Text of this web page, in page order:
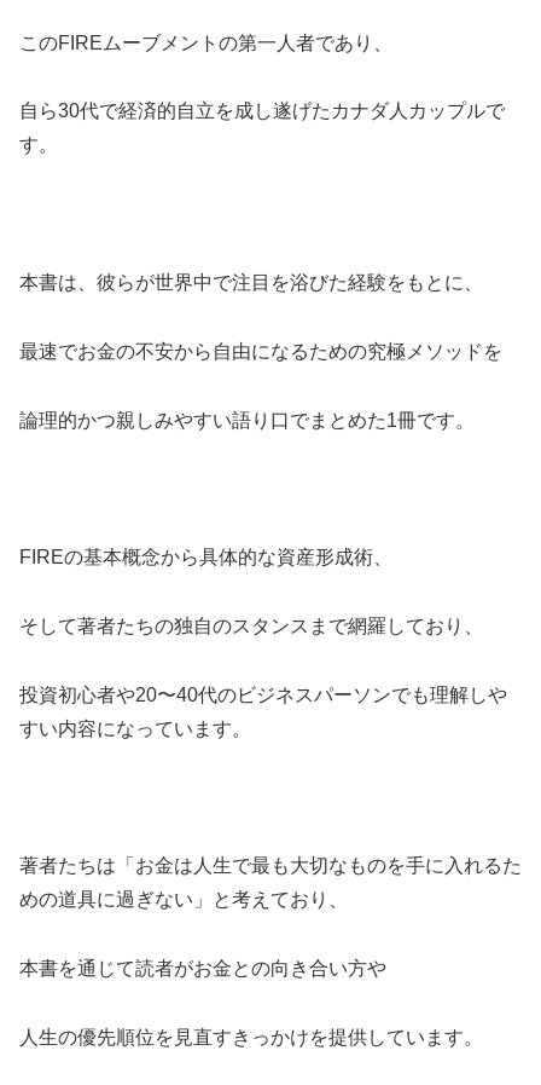
このFIREムーブメントの第一人者であり、
自ら30代で経済的自立を成し遂げたカナダ人カップルで
す。
本書は、彼らが世界中で注目を浴びた経験をもとに、
最速でお金の不安から自由になるための究極メソッドを
論理的かつ親しみやすい語り口でまとめた1冊です。
FIREの基本概念から具体的な資産形成術、
そして著者たちの独自のスタンスまで網羅しており、
投資初心者や20〜40代のビジネスパーソンでも理解しや
すい内容になっています。
著者たちは「お金は人生で最も大切なものを手に入れるた
めの道具に過ぎない」と考えており、
本書を通じて読者がお金との向き合い方や
人生の優先順位を見直すきっかけを提供しています。